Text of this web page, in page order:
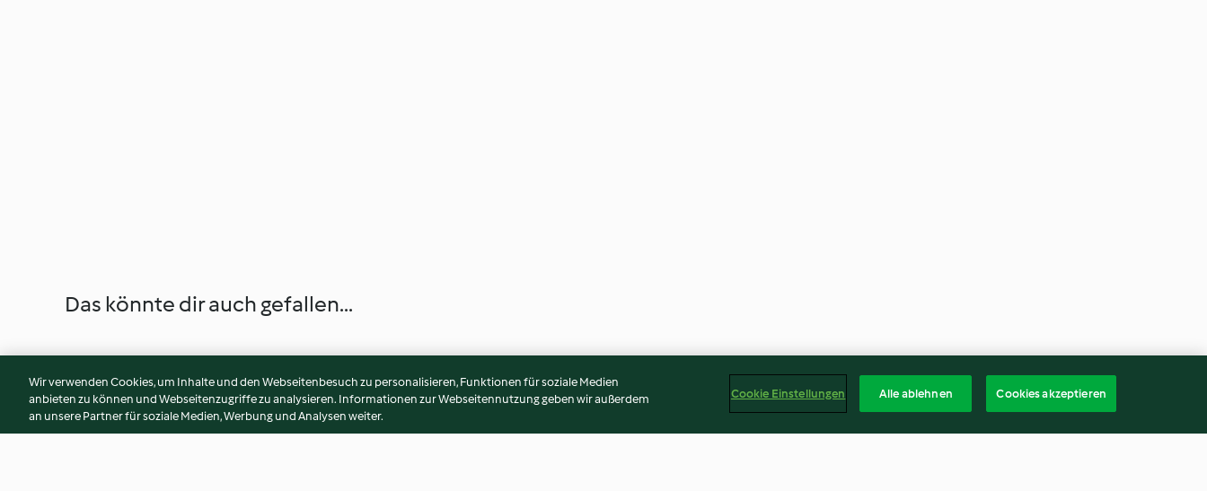
Das könnte dir auch gefallen...
Wir verwenden Cookies, um Inhalte und den Webseitenbesuch zu personalisieren, Funktionen für soziale Medien
anbieten zu können und Webseitenzugriffe zu analysieren. Informationen zur Webseitennutzung geben wir außerdem
an unsere Partner für soziale Medien, Werbung und Analysen weiter.
Cookie Einstellungen Alle ablehnen Cookies akzeptieren